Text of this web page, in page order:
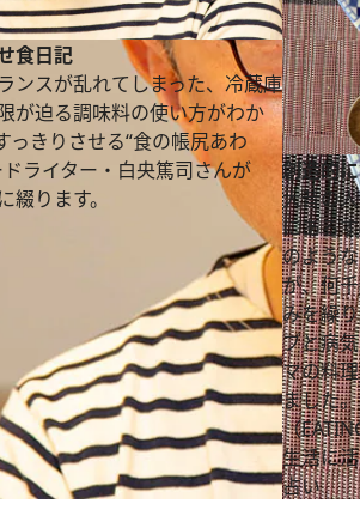
食日記
ンスが乱れてしまった、冷蔵庫
が迫る調味料の使い方がわか
っきりさせる“食の帳尻あわ
ライター・白央篤司さんが
綴ります。
創造的
大昔の
にある
のよう
が、何
みを繰
ブと病
マの料
ました
（
生活に
占い